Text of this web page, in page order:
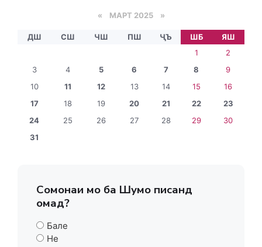
« МАРТ 2025 »
ДШ СШ ЧШ ПШ ҶЪ ШБ
ЯШ
1
2
3
4 5 6 7 8
9
10
11 12 13 14 15
16
17
18 19 20 21 22
23
24
25 26 27 28 29
30
31
Сомонаи мо ба Шумо писанд
омад?
Бале
Не